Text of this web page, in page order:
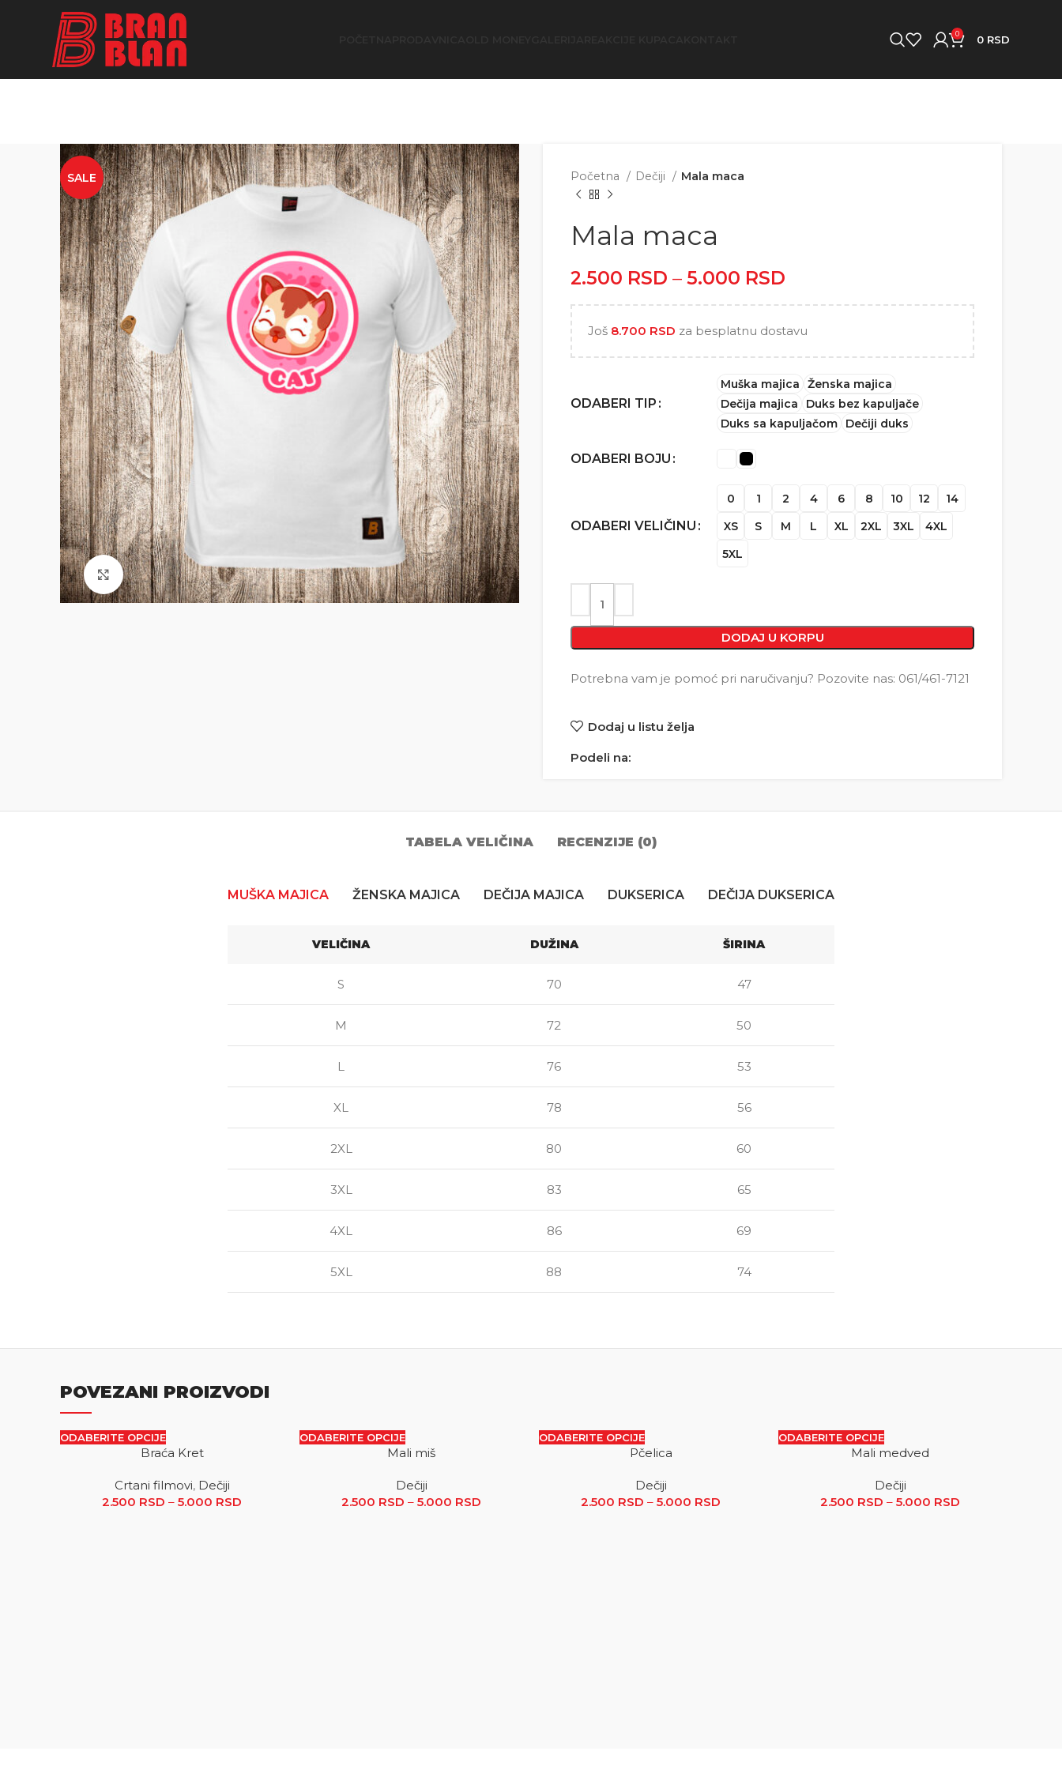
0 0 RSD
SALE
Click to enlarge
Početna Dečiji Mala maca
Mala maca
2.500 RSD – 5.000 RSD
2.500 RSD do 5.000 RSD
Još 8.700 RSD za besplatnu dostavu
ODABERI TIP
Muška majica
Ženska majica
Dečija majica
Duks bez kapuljače
Duks sa kapuljačom
Dečiji duks
ODABERI BOJU
ODABERI VELIČINU
0 1 2 4 6 8 10 12
14
XS
S M L XL 2XL 3XL
4XL
5XL
DODAJ U KORPU
Potrebna vam je pomoć pri naručivanju? Pozovite nas: 061/461-7121
Dodaj u listu želja
Podeli na:
TABELA VELIČINA RECENZIJE (0)
MUŠKA MAJICA ŽENSKA MAJICA DEČIJA MAJICA DUKSERICA DEČIJA DUKSERICA
VELIČINA DUŽINA ŠIRINA
S 70 47
M 72 50
L 76 53
XL 78 56
2XL 80 60
3XL 83 65
4XL 86 69
5XL 88 74
POVEZANI PROIZVODI
ODABERITE OPCIJE
Braća Kret
Crtani filmovi, Dečiji
2.500 RSD – 5.000 RSD Raspon cena: od 2.500 RSD do 5.000 RSD
ODABERITE OPCIJE
Mali miš
Dečiji
2.500 RSD – 5.000 RSD Raspon cena: od 2.500 RSD do 5.000 RSD
ODABERITE OPCIJE
Pčelica
Dečiji
2.500 RSD – 5.000 RSD Raspon cena: od 2.500 RSD do 5.000 RSD
ODABERITE OPCIJE
Mali medved
Dečiji
2.500 RSD – 5.000 RSD
Besplatna dostava za porudžbine preko